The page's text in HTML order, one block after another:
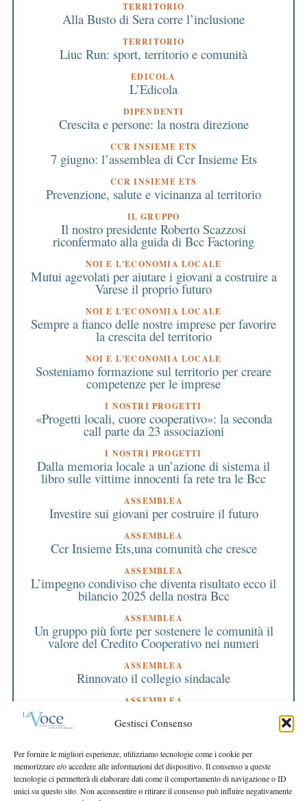
Gestisci Consenso
Per fornire le migliori esperienze, utilizziamo tecnologie come i cookie per
memorizzare e/o accedere alle informazioni del dispositivo. Il consenso a queste
tecnologie ci permetterà di elaborare dati come il comportamento di navigazione o ID
unici su questo sito. Non acconsentire o ritirare il consenso può influire negativamente
TERRITORIO
Alla Busto di Sera corre l’inclusione
TERRITORIO
Liuc Run: sport, territorio e comunità
EDICOLA
L’Edicola
DIPENDENTI
Crescita e persone: la nostra direzione
CCR INSIEME ETS
7 giugno: l’assemblea di Ccr Insieme Ets
CCR INSIEME ETS
Prevenzione, salute e vicinanza al territorio
IL GRUPPO
Il nostro presidente Roberto Scazzosi
riconfermato alla guida di Bcc Factoring
NOI E L'ECONOMIA LOCALE
Mutui agevolati per aiutare i giovani a costruire a
Varese il proprio futuro
NOI E L'ECONOMIA LOCALE
Sempre a fianco delle nostre imprese per favorire
la crescita del territorio
NOI E L'ECONOMIA LOCALE
Sosteniamo formazione sul territorio per creare
competenze per le imprese
I NOSTRI PROGETTI
«Progetti locali, cuore cooperativo»: la seconda
call parte da 23 associazioni
I NOSTRI PROGETTI
Dalla memoria locale a un’azione di sistema il
libro sulle vittime innocenti fa rete tra le Bcc
ASSEMBLEA
Investire sui giovani per costruire il futuro
ASSEMBLEA
Ccr Insieme Ets,una comunità che cresce
ASSEMBLEA
L’impegno condiviso che diventa risultato ecco il
bilancio 2025 della nostra Bcc
ASSEMBLEA
Un gruppo più forte per sostenere le comunità il
valore del Credito Cooperativo nei numeri
ASSEMBLEA
Rinnovato il collegio sindacale
ASSEMBLEA
Bilancio approvato all’unanimità e 2 milioni
destinati al territorio
EDITORIALE DIRETTORE
Crescere restando riconoscibili
EDITORIALE PRESIDENTE
Costruire futuro insieme